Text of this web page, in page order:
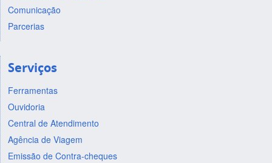
Comunicação
Parcerias
Serviços
Ferramentas
Ouvidoria
Central de Atendimento
Agência de Viagem
Emissão de Contra-cheques